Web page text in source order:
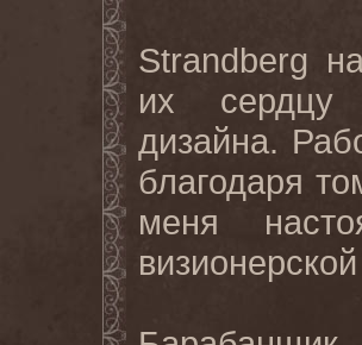
Strandberg
их сердцу
дизайна.
благодаря
меня